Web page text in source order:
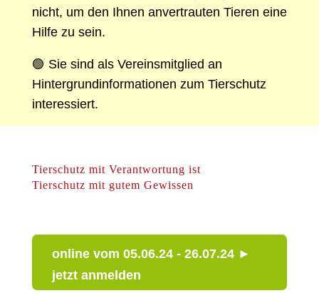
nicht, um den Ihnen anvertrauten Tieren eine
Hilfe zu sein.
🟢 Sie sind als Vereinsmitglied an
Hintergrundinformationen zum Tierschutz
interessiert.
Tierschutz mit Verantwortung ist
Tierschutz mit gutem Gewissen
online vom 05.06.24 - 26.07.24 ►
jetzt anmelden